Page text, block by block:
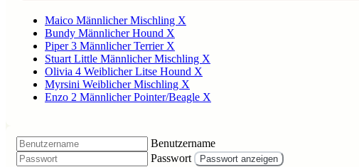
Maico Männlicher Mischling X
Bundy Männlicher Hound X
Piper 3 Männlicher Terrier X
Stuart Little Männlicher Mischling X
Olivia 4 Weiblicher Litse Hound X
Myrsini Weiblicher Mischling X
Enzo 2 Männlicher Pointer/Beagle X
Benutzername
Passwort
Passwort anzeigen